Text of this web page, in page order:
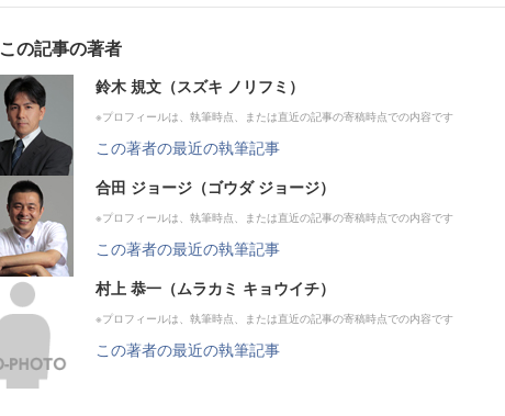
この記事の著者
鈴木 規文（スズキ ノリフミ）
※プロフィールは、執筆時点、または直近の記事の寄稿時点での内容です
この著者の最近の執筆記事
合田 ジョージ（ゴウダ ジョージ）
※プロフィールは、執筆時点、または直近の記事の寄稿時点での内容です
この著者の最近の執筆記事
村上 恭一（ムラカミ キョウイチ）
※プロフィールは、執筆時点、または直近の記事の寄稿時点での内容です
この著者の最近の執筆記事